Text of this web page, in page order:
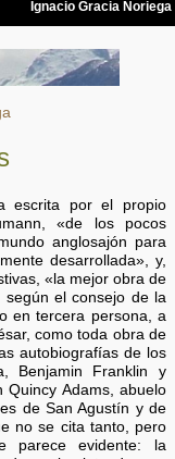
escrita por el propio
«de los pocos
anglosajón para
desarrollada», y,
«la mejor obra de
según el consejo de la
en tercera persona, a
como toda obra de
autobiografías de los
Benjamin Franklin y
Adams, abuelo
de San Agustín y de
no se cita tanto, pero
parece evidente: la